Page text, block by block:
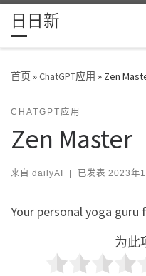
Skip to content
日日新
首页»ChatGPT应用 » Zen
CHATGPT应用
Zen Master
来自 dailyAI | 已发表 2023年
Your personal yoga
为此